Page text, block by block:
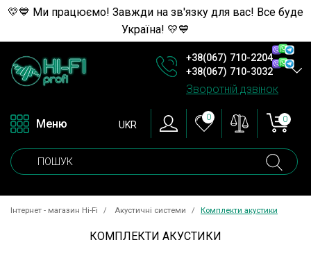
💛💙 Ми працюємо! Завжди на зв'язку для вас! Все буде
Україна! 💛💙
+38(067) 710-2204
+38(067) 710-3032
Зворотній дзвінок
Меню UKR
0 0
Інтернет - магазин Hi-Fi Акустичні системи Комплекти акустики
КОМПЛЕКТИ АКУСТИКИ